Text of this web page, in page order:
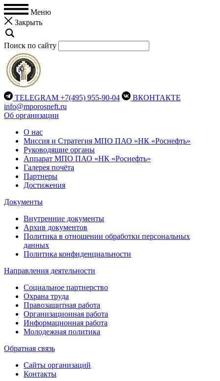
Меню
Закрыть
Поиск по сайту
TELEGRAM +7(495) 955-90-04
ВКОНТАКТЕ
info@mporosneft.ru
Об организации
О нас
Миссия и Стратегия МПО ПАО «НК «Роснефть»
Руководящие органы
Аппарат МПО ПАО «НК «Роснефть»
Галерея почёта
Партнеры
Достижения
Документы
Внутренние документы
Архив документов
Политика в отношении обработки персональных
данных
Политика конфиденциальности
Направления деятельности
Социальное партнерство
Охрана труда
Правозащитная работа
Организационная работа
Информационная работа
Молодежная политика
Обратная связь
Сайты организаций
Контакты